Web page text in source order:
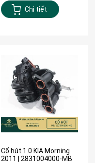
Chi tiết
Cổ hút 1.0 KIA Morning
2011 | 2831004000-MB